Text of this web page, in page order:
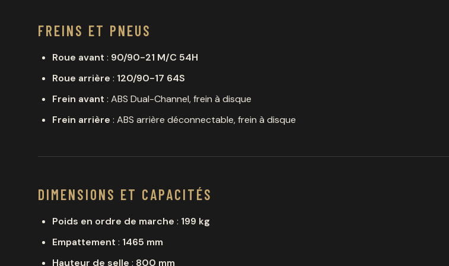
FREINS ET PNEUS
Roue avant : 90/90-21 M/C 54H
Roue arrière : 120/90-17 64S
Frein avant : ABS Dual-Channel, frein à disque
Frein arrière : ABS arrière déconnectable, frein à disque
DIMENSIONS ET CAPACITÉS
Poids en ordre de marche : 199 kg
Empattement : 1465 mm
Hauteur de selle : 800 mm